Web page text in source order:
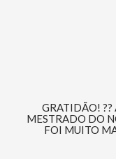
GRATIDÃO! ??
MESTRADO DO
FOI MUITO